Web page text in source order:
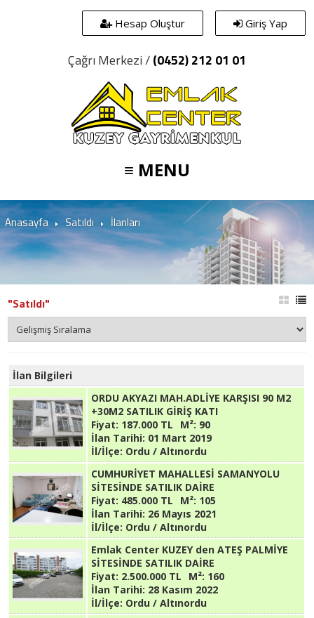
Giriş Yap
Hesap Oluştur
Çağrı Merkezi /(0452) 212 01 01
≡ MENU
Anasayfa Satıldı İlanları
"Satıldı"
İlan Bilgileri
ORDU AKYAZI MAH.ADLİYE KARŞISI 90 M2
+30M2 SATILIK GİRİŞ KATI
Fiyat: 187.000 TL M²: 90
İlan Tarihi: 01 Mart 2019
İl/İlçe: Ordu / Altınordu
CUMHURİYET MAHALLESİ SAMANYOLU
SİTESİNDE SATILIK DAİRE
Fiyat: 485.000 TL M²: 105
İlan Tarihi: 26 Mayıs 2021
İl/İlçe: Ordu / Altınordu
Emlak Center KUZEY den ATEŞ PALMİYE
SİTESİNDE SATILIK DAİRE
Fiyat: 2.500.000 TL M²: 160
İlan Tarihi: 28 Kasım 2022
İl/İlçe: Ordu / Altınordu